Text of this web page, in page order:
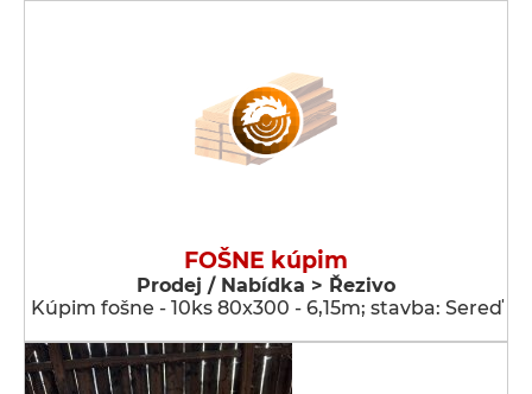
FOŠNE kúpim
Prodej / Nabídka > Řezivo
Kúpim fošne - 10ks 80x300 - 6,15m; stavba: Sereď